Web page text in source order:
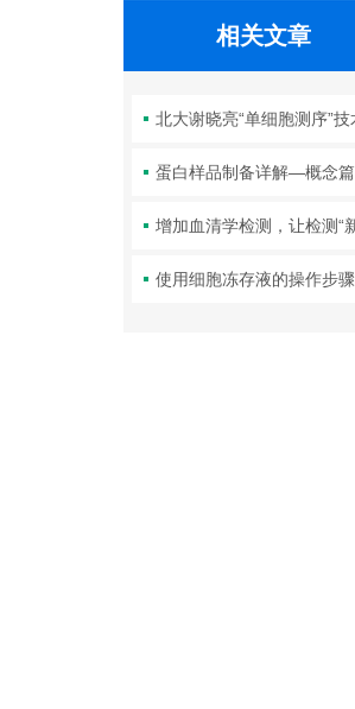
相关文章
蛋白样品制备详解—概念篇
使用细胞冻存液的操作步骤